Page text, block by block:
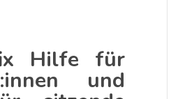
Hilfe für
und